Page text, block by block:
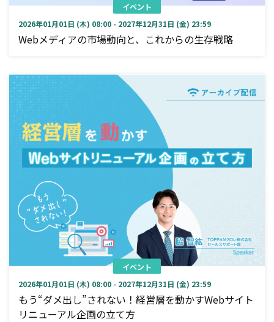
イベント
2026年01月01日 (木) 08:00 - 2027年12月31日 (金) 23:59
Webメディアの市場動向と、これからの生存戦略
イベント
2026年01月01日 (木) 08:00 - 2027年12月31日 (金) 23:59
もう“ダメ出し”されない！経営層を動かすWebサイト
リニューアル企画の立て方